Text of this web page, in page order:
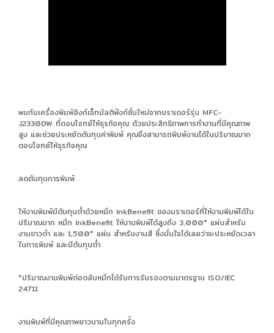
พบกับเครื่องพิมพ์อิงก์เจ็ทมัลติฟังก์ชั่นใหม่จากบราเดอร์รุ่น MFC-
J2330DW ที่ตอบโจทย์ให้ธุรกิจคุณ ด้วยประสิทธิภาพการทำงานที่มีคุณภาพ
สูง และช่วยประหยัดต้นทุนค่าพิมพ์ คุณจึงสามารถพิมพ์งานได้ในปริมาณมาก
ตอบโจทย์ให้ธุรกิจคุณ
ลดต้นทุนการพิมพ์
ให้งานพิมพ์มีต้นทุนต่ำด้วยหมึก InkBenefit ของบราเดอร์ที่ให้งานพิมพ์ได้ใน
ปริมาณมาก หมึก InkBenefit ให้งานพิมพ์ได้สูงถึง 3,000* แผ่นสำหรับ
งานขาวดำ และ 1,500* แผ่น สำหรับงานสี ซึ่งมั่นใจได้เลยว่าจะประหยัดเวลา
ในการพิมพ์ และมีต้นทุนต่ำ
*ปริมาณงานพิมพ์ต่อตลับหมึกได้รับการรับรองตามมาตรฐาน ISO/IEC
24711
งานพิมพ์ที่มีคุณภาพยาวนานในทุกครั้ง